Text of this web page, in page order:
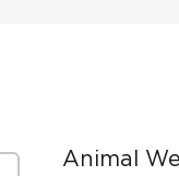
Animal